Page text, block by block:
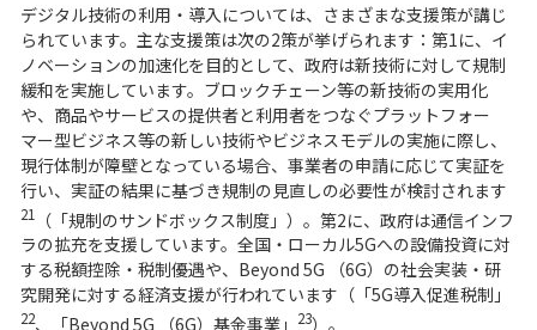
デジタル技術の利用・導入については、さまざまな支援策が講じ
られています。主な支援策は次の2策が挙げられます：第1に、イ
ノベーションの加速化を目的として、政府は新技術に対して規制
緩和を実施しています。ブロックチェーン等の新技術の実用化
や、商品やサービスの提供者と利用者をつなぐプラットフォー
マー型ビジネス等の新しい技術やビジネスモデルの実施に際し、
現行体制が障壁となっている場合、事業者の申請に応じて実証を
行い、実証の結果に基づき規制の見直しの必要性が検討されます
21（「規制のサンドボックス制度」）。第2に、政府は通信インフ
ラの拡充を支援しています。全国・ローカル5Gへの設備投資に対
する税額控除・税制優遇や、Beyond 5G （6G）の社会実装・研
究開発に対する経済支援が行われています（「5G導入促進税制」
22、「Beyond 5G （6G）基金事業」 23）。